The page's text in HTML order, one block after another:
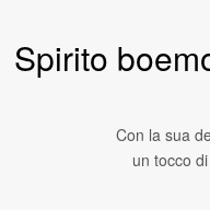
Spirito
Con la sua
un tocco